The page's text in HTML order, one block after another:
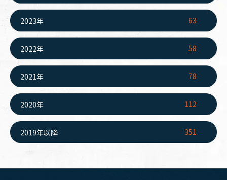
2023年 63
2022年 58
2021年 78
2020年 112
2019年以降 351